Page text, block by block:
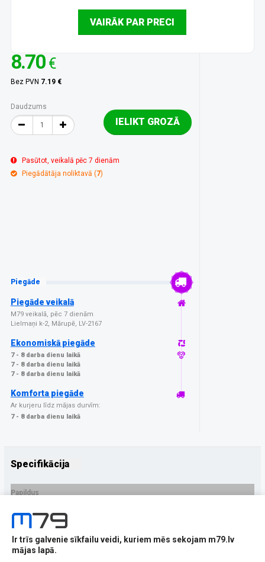
VAIRĀK PAR PRECI
8.70 €
Bez PVN 7.19 €
Daudzums
IELIKT GROZĀ
Pasūtot, veikalā pēc 7 dienām
Piegādātāja noliktavā (7)
Piegāde
Piegāde veikalā
M79 veikalā, pēc 7 dienām
Lielmaņi k-2, Mārupē, LV-2167
Ekonomiskā piegāde
7 - 8 darba dienu laikā
7 - 8 darba dienu laikā
7 - 8 darba dienu laikā
Komforta piegāde
Ar kurjeru līdz mājas durvīm:
7 - 8 darba dienu laikā
Specifikācija
Papildus
Ražotājs
PRECES APRAKSTS
EAN - 5903108582773
Ir trīs galvenie sīkfailu veidi, kuriem mēs sekojam m79.lv
mājas lapā.